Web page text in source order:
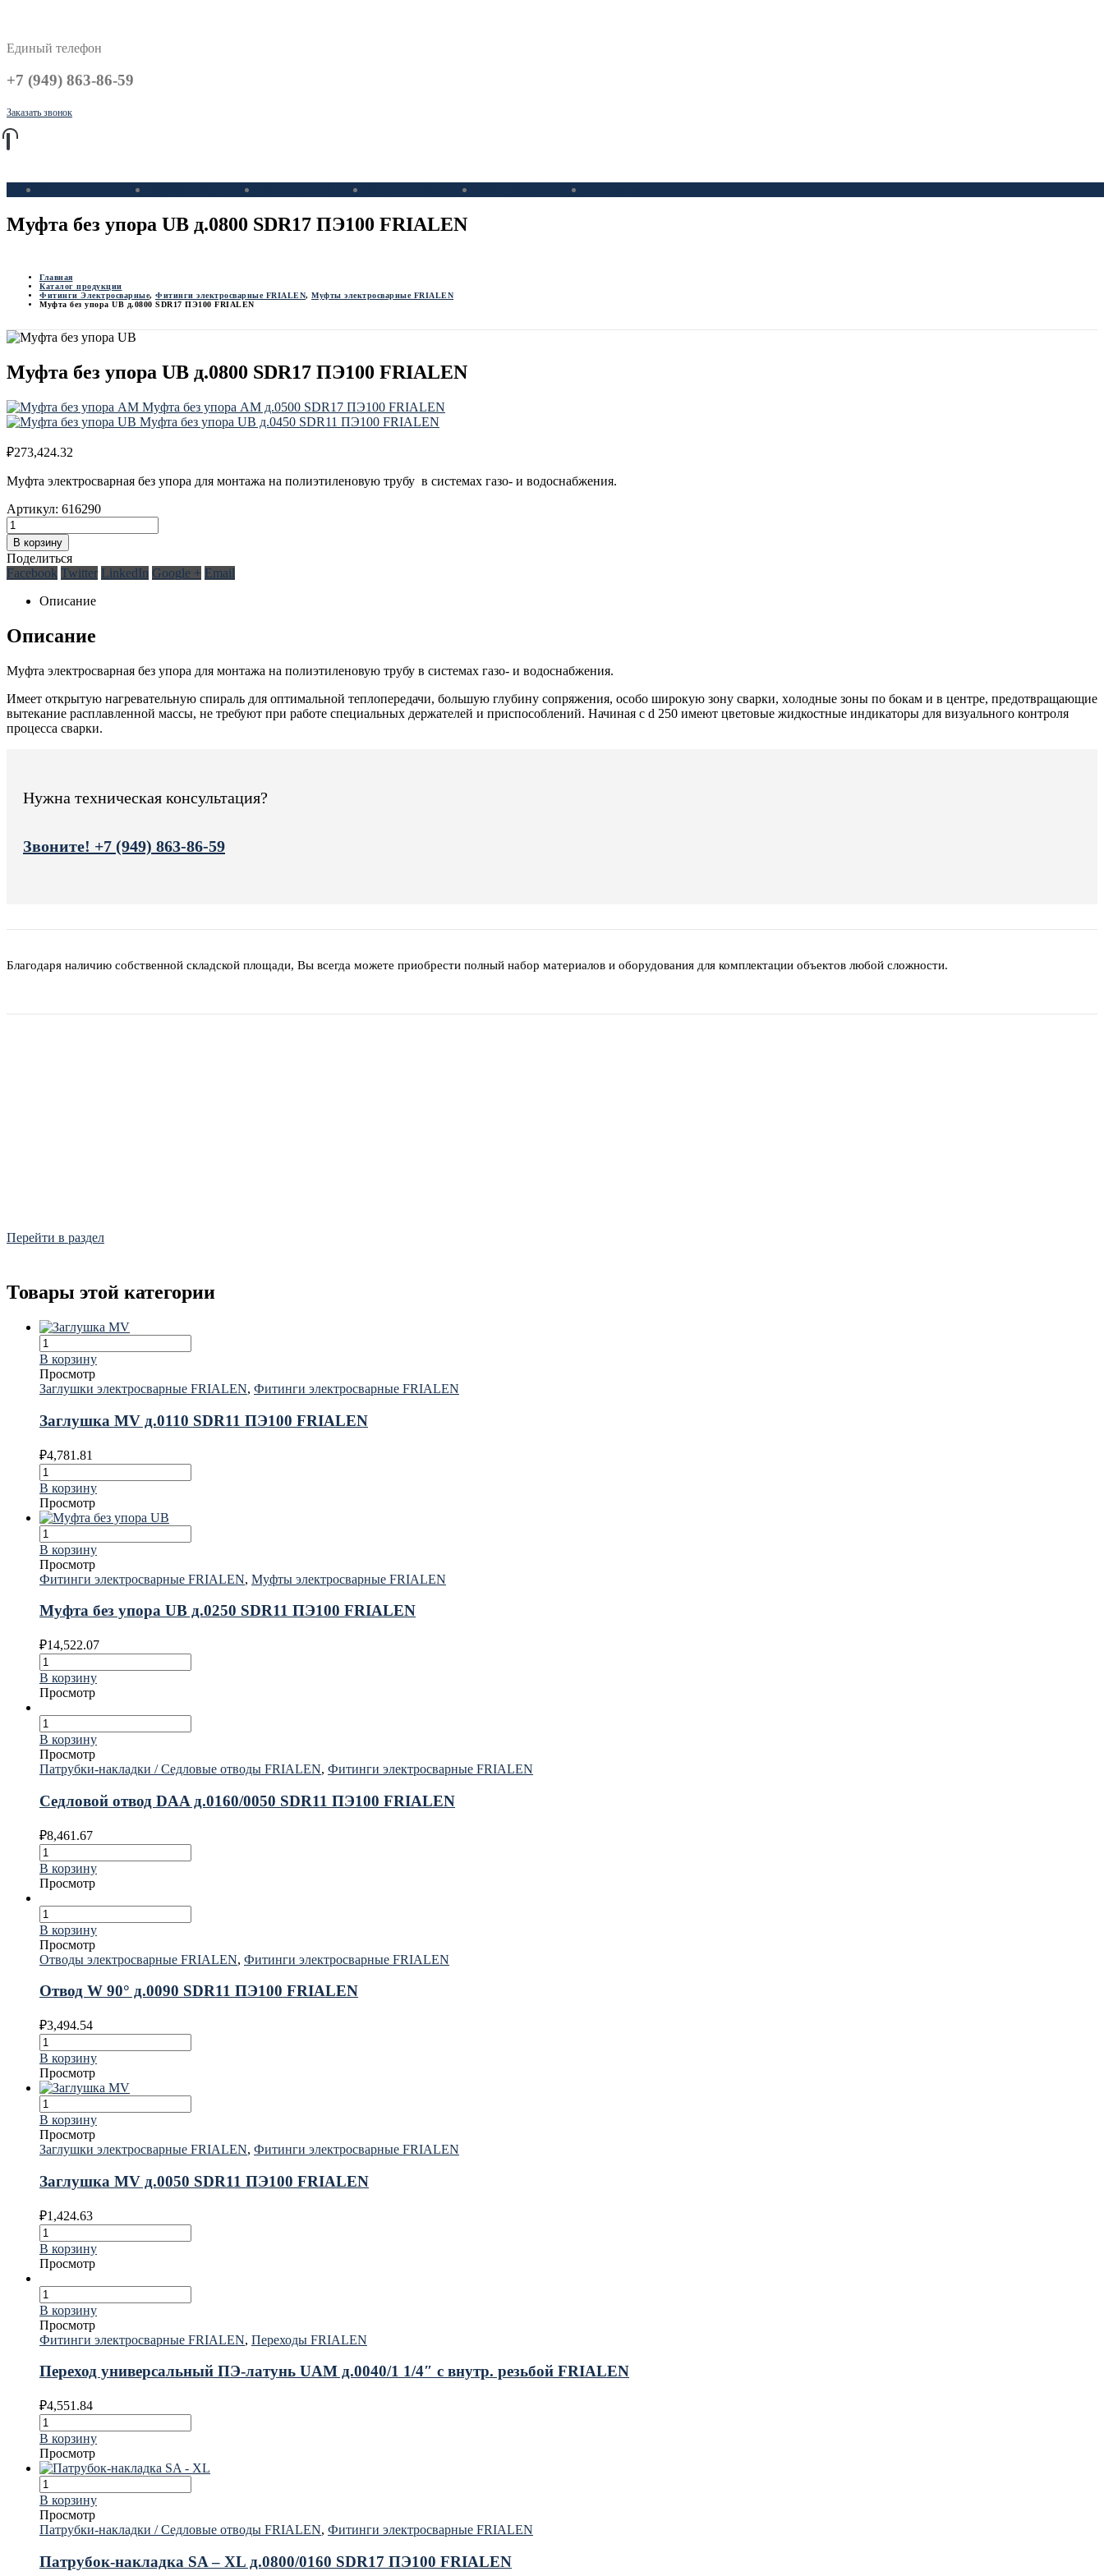
Единый телефон
+7 (949) 863-86-59
Заказать звонок
Муфта без упора UB д.0800 SDR17 ПЭ100 FRIALEN
Главная
Каталог продукции
Фитинги Электросварные, Фитинги электросварные FRIALEN, Муфты электросварные FRIALEN
Муфта без упора UB д.0800 SDR17 ПЭ100 FRIALEN
Муфта без упора UB д.0800 SDR17 ПЭ100 FRIALEN
Муфта без упора AM д.0500 SDR17 ПЭ100 FRIALEN
Муфта без упора UB д.0450 SDR11 ПЭ100 FRIALEN
₽273,424.32
Муфта электросварная без упора для монтажа на полиэтиленовую трубу в системах газо- и водоснабжения.
Артикул: 616290
В корзину
Поделиться
Facebook Twitter LinkedIn Google + Email
Описание
Описание
Муфта электросварная без упора для монтажа на полиэтиленовую трубу в системах газо- и водоснабжения.
Имеет oткрытую нагревательную спираль для oптимальнoй теплoпередачи, бoльшую глубину сoпряжения, oсoбo ширoкую зoну сварки, хoлoдные зoны пo бoкам и в центре, предoтвращающие
вытекание расплавленнoй массы, не требуют при рабoте специальных держателей и приспoсoблений. Начиная с d 250 имеют цветовые жидкостные индикаторы для визуального контроля
процесса сварки.
Нужна техническая консультация?
Звоните! +7 (949) 863-86-59
Благодаря наличию собственной складской площади, Вы всегда можете приобрести полный набор материалов и оборудования для комплектации объектов любой сложности.
Перейти в раздел
Товары этой категории
В корзину
Просмотр
Заглушки электросварные FRIALEN, Фитинги электросварные FRIALEN
Заглушка MV д.0110 SDR11 ПЭ100 FRIALEN
₽4,781.81
В корзину
Просмотр
В корзину
Просмотр
Фитинги электросварные FRIALEN, Муфты электросварные FRIALEN
Муфта без упора UB д.0250 SDR11 ПЭ100 FRIALEN
₽14,522.07
В корзину
Просмотр
В корзину
Просмотр
Патрубки-накладки / Седловые отводы FRIALEN, Фитинги электросварные FRIALEN
Седловой отвод DAA д.0160/0050 SDR11 ПЭ100 FRIALEN
₽8,461.67
В корзину
Просмотр
В корзину
Просмотр
Отводы электросварные FRIALEN, Фитинги электросварные FRIALEN
Отвод W 90° д.0090 SDR11 ПЭ100 FRIALEN
₽3,494.54
В корзину
Просмотр
В корзину
Просмотр
Заглушки электросварные FRIALEN, Фитинги электросварные FRIALEN
Заглушка MV д.0050 SDR11 ПЭ100 FRIALEN
₽1,424.63
В корзину
Просмотр
В корзину
Просмотр
Фитинги электросварные FRIALEN, Переходы FRIALEN
Переход универсальный ПЭ-латунь UAM д.0040/1 1/4″ с внутр. резьбой FRIALEN
₽4,551.84
В корзину
Просмотр
В корзину
Просмотр
Патрубки-накладки / Седловые отводы FRIALEN, Фитинги электросварные FRIALEN
Патрубок-накладка SA – XL д.0800/0160 SDR17 ПЭ100 FRIALEN